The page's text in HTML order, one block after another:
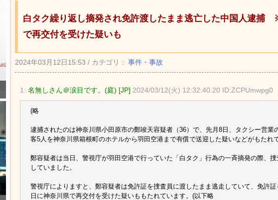
白タク繰り返し摘発され免許渡したまま逃亡した中国人逮捕
で再交付を受けた疑いも
2024年03月12日15:53 / カテゴリ： 事件・事故
1: 名無しさん＠涙目です。(庭) [JP] 2024/03/12(火) 12:32:40.20 ID:ZCPUmwpg0
(略
逮捕されたのは神奈川県小田原市の鄭竣天容疑者（36）で、先月8日、タクシー営業
客5人を神奈川県箱根町のホテルから羽田空港まで有償で送迎した疑いなどがもたれ
鄭容疑者は当日、警視庁が羽田空港で行っていた「白タク」行為の一斉摘発の際、
していました。
警視庁によりますと、鄭容疑者は免許証を捜査員に渡したまま逃走していて、免許
日に神奈川県で再交付を受けた疑いももたれています。(以下略